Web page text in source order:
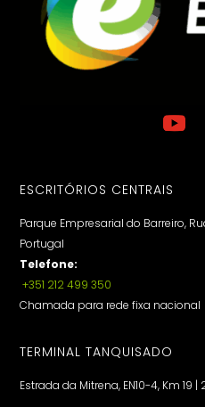
ESCRITÓRIOS CENTRAIS
Parque Empresarial do Barreiro,
Portugal
Telefone:
+351 212 499 350
Chamada para rede fixa nacional
TERMINAL TANQUISADO
Estrada da Mitrena, EN10-4, Km 19